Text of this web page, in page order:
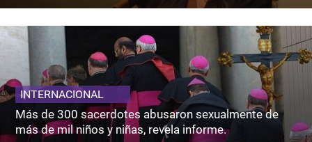
INTERNACIONAL
Más de 300 sacerdotes abusaron sexualmente de
más de mil niños y niñas, revela informe.